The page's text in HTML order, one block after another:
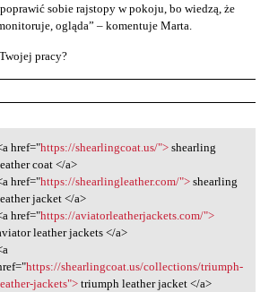
sobie rajstopy w pokoju, bo wiedzą, że
ogląda” – komentuje Marta.
pracy?
href="https:/
href="https://shearlingcoat.us/">shearling
coat </a>
href="https://shearlingleather.com/">shearling
jacket </a>
href="https://aviatorleatherjackets.com/">
leather jackets </a>
https://shearlingcoat.us/collections/triumph-
jackets">triumph leather jacket </a>